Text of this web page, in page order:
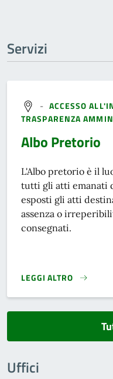
Servizi
- ACCESSO
TRASPARENZA
Albo Pretorio
L'Albo pretorio è il
tutti gli atti emanati
esposti gli atti
assenza o
consegnati.
LEGGI ALTRO
ALBO PRETORIO}
Uffici